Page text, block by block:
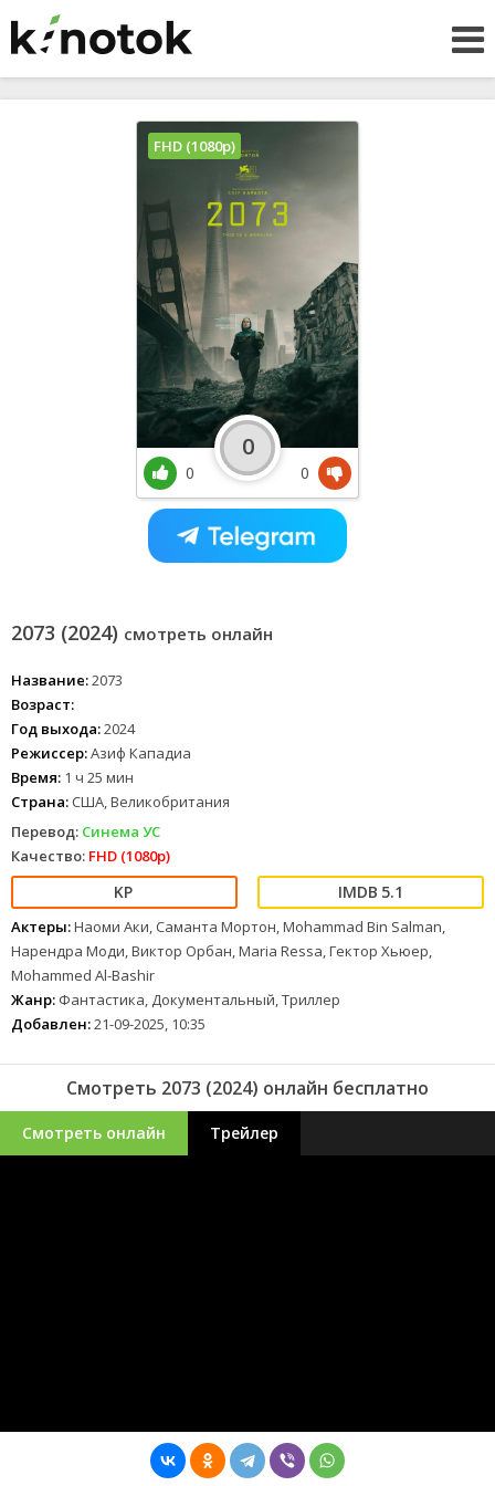
2073 (2024) смотреть онлайн
Название:2073
Возраст:
Год выхода:2024
Режиссер:Азиф Кападиа
Время: 1 ч 25 мин
Страна: США, Великобритания
Перевод: Синема УС
Качество: FHD (1080p)
5.1
Актеры:Наоми Аки, Саманта Мортон, Mohammad Bin Salman,
Нарендра Моди, Виктор Орбан, Maria Ressa, Гектор Хьюер,
Mohammed Al-Bashir
Жанр: Фантастика, Документальный, Триллер
Добавлен:21-09-2025, 10:35
FHD (1080p)
0
0
0
Смотреть 2073 (2024) онлайн бесплатно
Смотреть онлайн Трейлер